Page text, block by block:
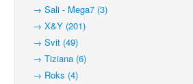
→ Sali - Mega7 (3)
→ X&Y (201)
→ Svit (49)
→ Tiziana (6)
→ Roks (4)